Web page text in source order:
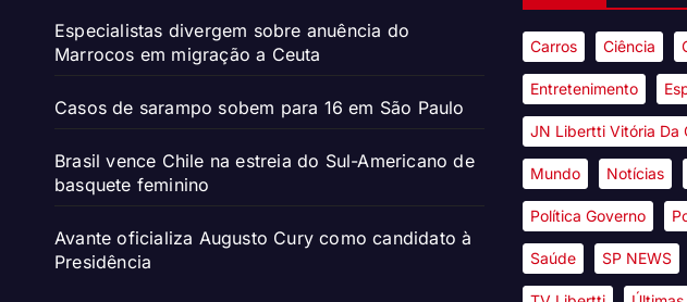
Especialistas divergem sobre anuência do
Marrocos em migração a Ceuta
Casos de sarampo sobem para 16 em São Paulo
Brasil vence Chile na estreia do Sul-Americano de
basquete feminino
Avante oficializa Augusto Cury como candidato à
Presidência
Carros Ciência
Entretenimento
JN Libertti Vitória Da
Mundo Notícias
Política Governo
Saúde SP NEWS